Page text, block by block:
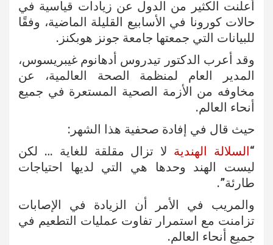
أعلنت الكثير من الدول عن زيادات قياسية في
حالات كورونا في الأسابيع القليلة الماضية، وفقًا
للبيانات التي جمعتها جامعة جونز هوبكنز.
وقد أعرب الدكتور تيدروس أدهانوم غيبريسوس،
المدير العام لمنظمة الصحة العالمية، عن
مخاوفه من الأزمة الصحية المستعرة في جميع
أنحاء العالم.
حيث قال في إفادة صحفية هذا الشهر:
“السلالة الهندية لا تزال مقلقة للغاية … لكن
ليست الهند وحدها هي التي لديها احتياجات
طارئة”.
والمريب في الأمر أن الزيادة في الإصابات
تزامنت مع استمرار تفاوت عمليات التطعيم في
جميع أنحاء العالم.